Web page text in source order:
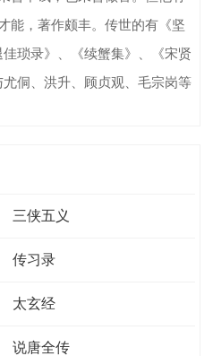
能，著作颇丰。传世的有《坚
琐录》、《续蟹集》、《宋贤
侗、洪升、顾贞观、毛宗岗等
三侠五义
传习录
太玄经
说唐全传